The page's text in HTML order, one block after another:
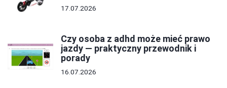
17.07.2026
Czy osoba z adhd może mieć prawo
jazdy — praktyczny przewodnik i
porady
16.07.2026